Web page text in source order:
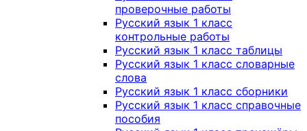
проверочные работы
Русский язык 1 класс
контрольные работы
Русский язык 1 класс таблицы
Русский язык 1 класс словарные
слова
Русский язык 1 класс сборники
Русский язык 1 класс справочные
пособия